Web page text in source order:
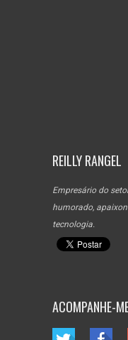
REILLY RANGEL
Empresário do
humorado,
tecnologia.
ACOMPANHE-